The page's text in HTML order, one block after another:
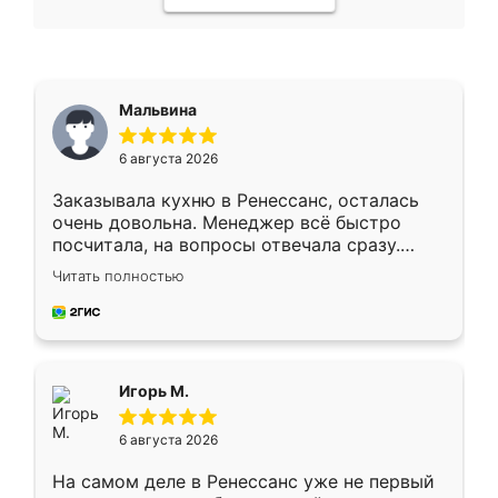
Мальвина
6 августа 2026
Заказывала кухню в Ренессанс, осталась
очень довольна. Менеджер всё быстро
посчитала, на вопросы отвечала сразу.
Замерщик приехал в субботу, подошёл к
делу со всей ответственностью. Собрали
за день, ребята работали аккуратно, даже
Читать полностью
Игорь М.
6 августа 2026
На самом деле в Ренессанс уже не первый